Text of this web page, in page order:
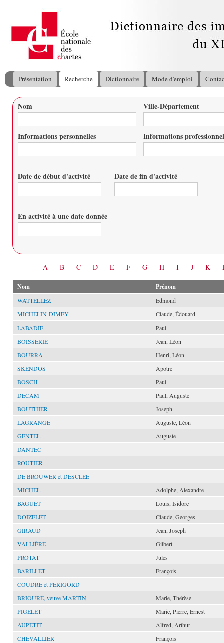
Menu principal
Présentation Recherche Dictionnaire Mode d'emploi
Vous êtes ici
Nom Ville-Département
Informations personnelles Informations
Date de début d'activité Date de fin d'activité
En activité à une date donnée
A B C D E F G H I J K
Nom Prénom
WATTELLEZ
Edmond
MICHELIN-DIMEY
Claude, Édouard
LABADIE
Paul
BOISSERIE
Jean, Léon
BOURRA
Henri, Léon
SKENDOS
Apotre
BOSCH
Paul
DECAM
Paul, Auguste
BOUTHIER
Joseph
LAGRANGE
Auguste, Léon
GENTEL
Auguste
DANTEC
ROUTIER
DE BROUWER et DESCLÉE
MICHEL
Adolphe, Alexandre
BAGUET
Louis, Isidore
DOIZELET
Claude, Georges
GIRAUD
Jean, Joseph
VALLIÈRE
Gilbert
PROTAT
Jules
BARILLET
François
COUDRÉ et PÉRIGORD
BRIOURE, veuve MARTIN
Marie, Thérèse
PIGELET
Marie, Pierre, Ernest
AUPETIT
Alfred, Arthur
CHEVALLIER
François